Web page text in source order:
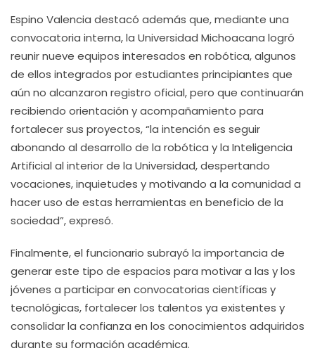
Espino Valencia destacó además que, mediante una
convocatoria interna, la Universidad Michoacana logró
reunir nueve equipos interesados en robótica, algunos
de ellos integrados por estudiantes principiantes que
aún no alcanzaron registro oficial, pero que continuarán
recibiendo orientación y acompañamiento para
fortalecer sus proyectos, “la intención es seguir
abonando al desarrollo de la robótica y la Inteligencia
Artificial al interior de la Universidad, despertando
vocaciones, inquietudes y motivando a la comunidad a
hacer uso de estas herramientas en beneficio de la
sociedad”, expresó.
Finalmente, el funcionario subrayó la importancia de
generar este tipo de espacios para motivar a las y los
jóvenes a participar en convocatorias científicas y
tecnológicas, fortalecer los talentos ya existentes y
consolidar la confianza en los conocimientos adquiridos
durante su formación académica.